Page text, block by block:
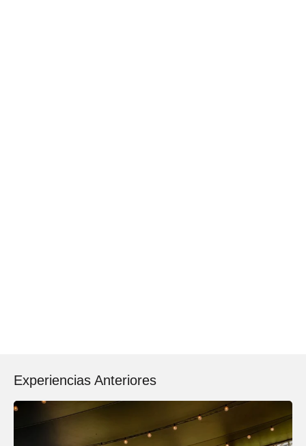
Experiencias Anteriores